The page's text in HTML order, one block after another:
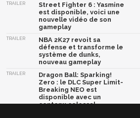
TRAILER
Street Fighter 6 : Yasmine
est disponible, voici une
nouvelle vidéo de son
gameplay
TRAILER
NBA 2K27 revoit sa
défense et transforme le
système de dunks,
nouveau gameplay
TRAILER
Dragon Ball: Sparking!
Zero : le DLC Super Limit-
Breaking NEO est
disponible avec un
contenu colossal